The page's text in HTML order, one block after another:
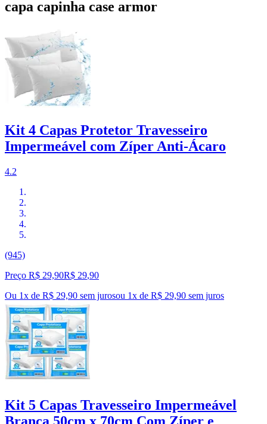
capa capinha case armor
Kit 4 Capas Protetor Travesseiro
Impermeável com Zíper Anti-Ácaro
4.2
(945)
Preço R$ 29,90R$ 29,90
Ou 1x de R$ 29,90 sem jurosou 1x de R$ 29,90 sem juros
Kit 5 Capas Travesseiro Impermeável